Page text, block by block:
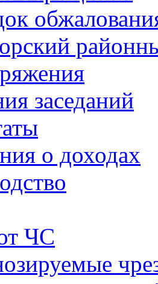
заседаний
о доходах
ЧС